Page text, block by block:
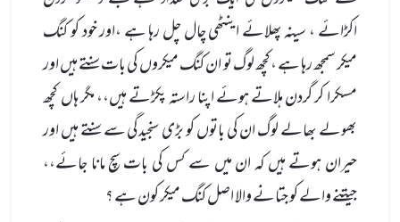
اکڑائے ، سینہ پھلائے اینٹھی چال چل رہا ہے ،اور خود کو کنگ
میکر سمجھ رہا ہے ،کچھ لوگ تو ان کنگ میکروں کی بات سنتے ہیں اور
مسکرا کر گردن ہلاتے ہوئے اپنا راستہ پکڑتے ہیں،، مگر ہاں کچھ
بھولے بھالے لوگ ان کی باتوں کو بڑی سنجیدگی سے سنتے ہیں اور
حیران ہوتے ہیں کہ ان میں سے کس کی بات سچ مانا جائے،،
جیتنے والے کو جتانے والا اصل کنگ میکر کون ہے ؟